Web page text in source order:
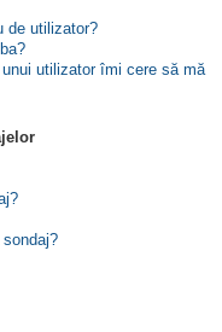
de utilizator?
utilizator îmi cere să mă